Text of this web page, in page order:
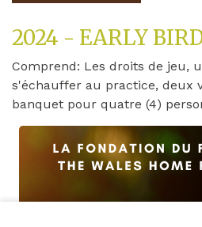
2024 - EARLY
Comprend: Les droits de jeu,
s'échauffer au practice, deux
banquet pour quatre (4)